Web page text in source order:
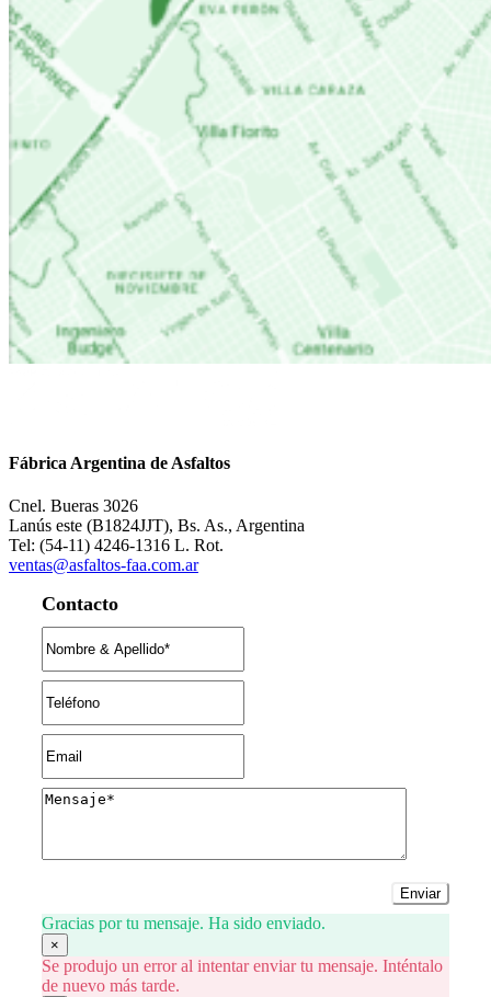
Fábrica Argentina de Asfaltos
Cnel. Bueras 3026
Lanús este (B1824JJT), Bs. As., Argentina
Tel: (54-11) 4246-1316 L. Rot.
ventas@asfaltos-faa.com.ar
Contacto
Enviar
Gracias por tu mensaje. Ha sido enviado.
×
Se produjo un error al intentar enviar tu mensaje. Inténtalo
de nuevo más tarde.